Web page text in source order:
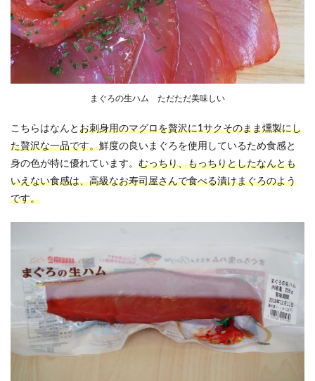
まぐろの生ハム ただただ美味しい
こちらはなんと お刺身用のマグロを贅沢に1サクそのまま燻製にし
た贅沢な一品です。鮮度の良いまぐろを使用しているため食感と
身の色が特に優れています。 むっちり、もっちりとしたなんとも
いえない食感は、高級なお寿司屋さんで食べる漬けまぐろのよう
です。